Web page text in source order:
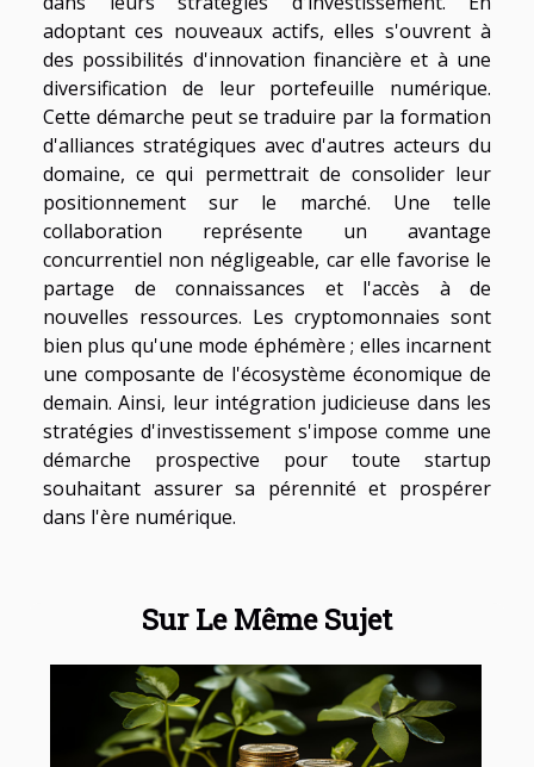
adoptant ces nouveaux actifs, elles s'ouvrent à
des possibilités d'innovation financière et à une
diversification de leur portefeuille numérique.
Cette démarche peut se traduire par la formation
d'alliances stratégiques avec d'autres acteurs du
domaine, ce qui permettrait de consolider leur
positionnement sur le marché. Une telle
collaboration représente un avantage
concurrentiel non négligeable, car elle favorise le
partage de connaissances et l'accès à de
nouvelles ressources. Les cryptomonnaies sont
bien plus qu'une mode éphémère ; elles incarnent
une composante de l'écosystème économique de
demain. Ainsi, leur intégration judicieuse dans les
stratégies d'investissement s'impose comme une
démarche prospective pour toute startup
souhaitant assurer sa pérennité et prospérer
dans l'ère numérique.
Sur Le Même Sujet